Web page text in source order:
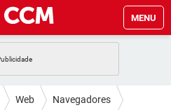
MENU
FACEBOOK
Web Navegadores